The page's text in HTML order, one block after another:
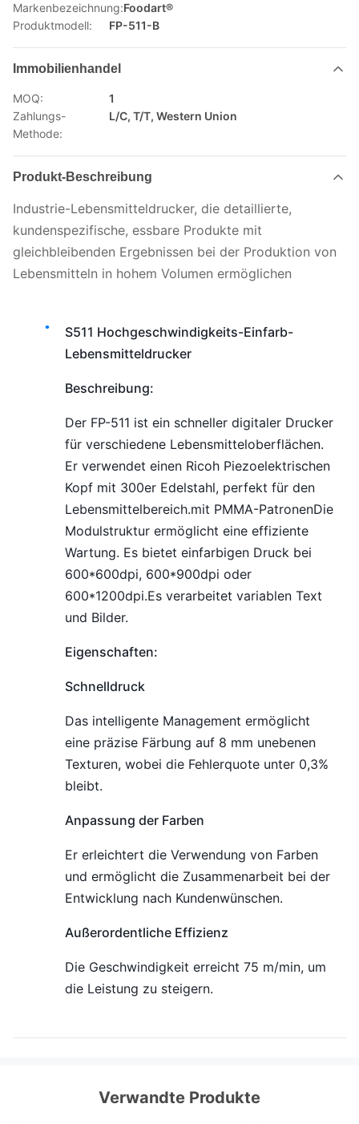
Markenbezeichnung:Foodart®
Produktmodell:
FP-511-B
Immobilienhandel
MOQ:
1
Zahlungs-
Methode:
L/C, T/T, Western Union
Produkt-Beschreibung
Industrie-Lebensmitteldrucker, die detaillierte,
kundenspezifische, essbare Produkte mit
gleichbleibenden Ergebnissen bei der Produktion von
Lebensmitteln in hohem Volumen ermöglichen
S511 Hochgeschwindigkeits-Einfarb-
Lebensmitteldrucker
Beschreibung:
Der FP-511 ist ein schneller digitaler Drucker
für verschiedene Lebensmitteloberflächen.
Er verwendet einen Ricoh Piezoelektrischen
Kopf mit 300er Edelstahl, perfekt für den
Lebensmittelbereich.mit PMMA-PatronenDie
Modulstruktur ermöglicht eine effiziente
Wartung. Es bietet einfarbigen Druck bei
600*600dpi, 600*900dpi oder
600*1200dpi.Es verarbeitet variablen Text
und Bilder.
Eigenschaften:
Schnelldruck
Das intelligente Management ermöglicht
eine präzise Färbung auf 8 mm unebenen
Texturen, wobei die Fehlerquote unter 0,3%
bleibt.
Anpassung der Farben
Er erleichtert die Verwendung von Farben
und ermöglicht die Zusammenarbeit bei der
Entwicklung nach Kundenwünschen.
Außerordentliche Effizienz
Die Geschwindigkeit erreicht 75 m/min, um
die Leistung zu steigern.
Verwandte Produkte